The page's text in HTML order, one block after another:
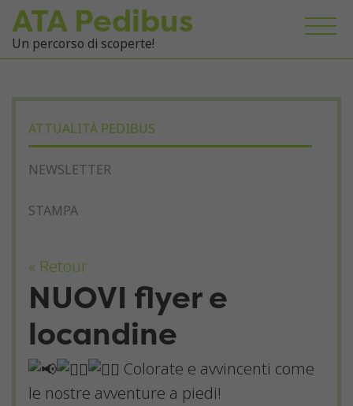
ATA Pedibus
Un percorso di scoperte!
ATTUALITÀ PEDIBUS
NEWSLETTER
STAMPA
« Retour
NUOVI flyer e
locandine
Colorate e avvincenti come
le nostre avventure a piedi!